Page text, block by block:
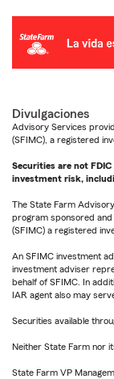
Divulgaciones
Advisory Services
(SFIMC), a registered
Securities are not
investment risk,
The State Farm
program sponsored and
(SFIMC) a registered
An SFIMC investment
investment adviser
behalf of SFIMC. In
IAR agent also may
Securities available
Neither State Farm nor
State Farm VP